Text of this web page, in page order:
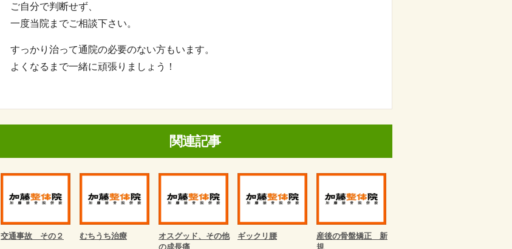
ご自分で判断せず、
一度当院までご相談下さい。
すっかり治って通院の必要のない方もいます。
よくなるまで一緒に頑張りましょう！
関連記事
交通事故 その２ むちうち治療
オスグッド、その他
の成長痛
ギックリ腰
産後の骨盤矯正 新
規